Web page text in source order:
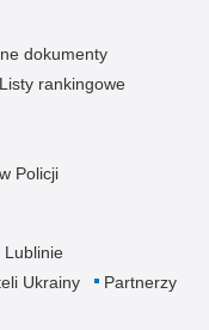
dokumenty
Listy rankingowe
Policji
Lublinie
Ukrainy
Partnerzy